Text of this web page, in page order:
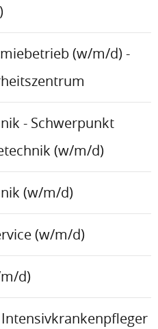
(w/m/d) -
- Schwerpunkt
(w/m/d)
(w/m/d)
(w/m/d)
d)